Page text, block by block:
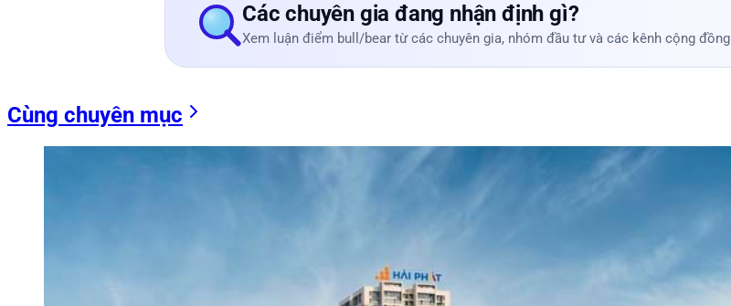
Các chuyên gia đang nhận định gì?
Xem luận điểm bull/bear từ các chuyên gia, nhóm đầu tư và các kênh cộng đồng
Cùng chuyên mục